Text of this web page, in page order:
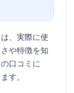
、実際に使
や特徴を知
口コミに
す。